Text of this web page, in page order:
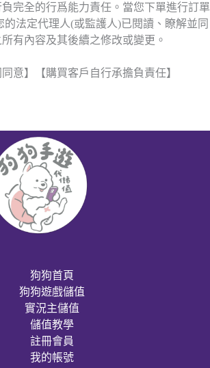
完全的行爲能力責任。當您下單進行訂單
的法定代理人(或監護人)已閱讀、瞭解並同
有內容及其後續之修改或變更。
意】【購買客戶自行承擔負責任】
狗狗首頁
狗狗遊戲儲值
實況主儲值
儲值教學
註冊會員
我的帳號